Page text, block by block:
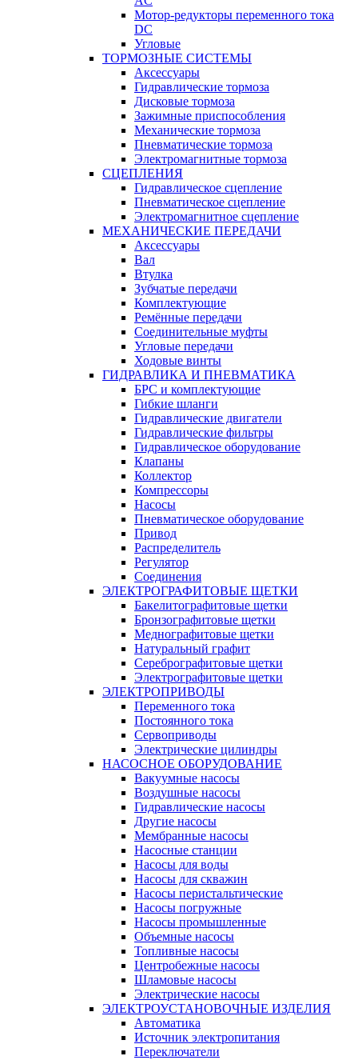
Мотор-редукторы переменного тока
DC
Угловые
ТОРМОЗНЫЕ СИСТЕМЫ
Аксессуары
Гидравлические тормоза
Дисковые тормоза
Зажимные приспособления
Механические тормоза
Пневматические тормоза
Электромагнитные тормоза
СЦЕПЛЕНИЯ
Гидравлическое сцепление
Пневматическое сцепление
Электромагнитное сцепление
МЕХАНИЧЕСКИЕ ПЕРЕДАЧИ
Аксессуары
Вал
Втулка
Зубчатые передачи
Комплектующие
Ремённые передачи
Соединительные муфты
Угловые передачи
Ходовые винты
ГИДРАВЛИКА И ПНЕВМАТИКА
БРС и комплектующие
Гибкие шланги
Гидравлические двигатели
Гидравлические фильтры
Гидравлическое оборудование
Клапаны
Коллектор
Компрессоры
Насосы
Пневматическое оборудование
Привод
Распределитель
Регулятор
Соединения
ЭЛЕКТРОГРАФИТОВЫЕ ЩЕТКИ
Бакелитографитовые щетки
Бронзографитовые щетки
Меднографитовые щетки
Натуральный графит
Серебрографитовые щетки
Электрографито­­­вые щетки
ЭЛЕКТРОПРИВОДЫ
Переменного тока
Постоянного тока
Сервоприводы
Электрические цилиндры
НАСОСНОЕ ОБОРУДОВАНИЕ
Вакуумные насосы
Воздушные насосы
Гидравлические насосы
Другие насосы
Мембранные насосы
Насосные станции
Насосы для воды
Насосы для скважин
Насосы перистальтические
Насосы погружные
Насосы промышленные
Объемные насосы
Топливные насосы
Центробежные насосы
Шламовые насосы
Электрические насосы
ЭЛЕКТРОУСТАНОВОЧНЫЕ ИЗДЕЛИЯ
Автоматика
Источник электропитания
Переключатели